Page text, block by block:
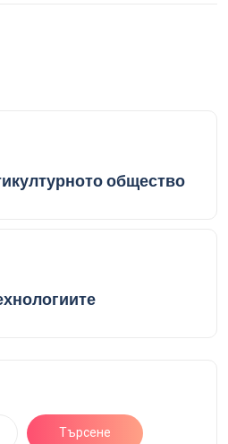
общество
Търсене